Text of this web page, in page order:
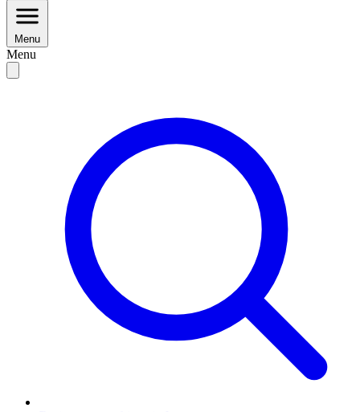
Menu
Menu